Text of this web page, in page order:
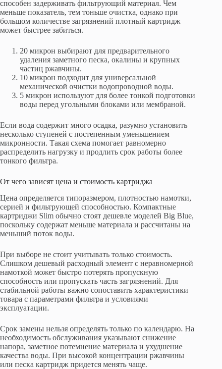
способен задерживать фильтрующий материал. Чем
меньше показатель, тем тоньше очистка, однако при
большом количестве загрязнений плотный картридж
может быстрее забиться.
20 микрон выбирают для предварительного
удаления заметного песка, окалины и крупных
частиц ржавчины.
10 микрон подходит для универсальной
механической очистки водопроводной воды.
5 микрон используют для более тонкой подготовки
воды перед угольными блоками или мембраной.
Если вода содержит много осадка, разумно установить
несколько ступеней с постепенным уменьшением
микронности. Такая схема помогает равномерно
распределить нагрузку и продлить срок работы более
тонкого фильтра.
От чего зависят цена и стоимость картриджа
Цена определяется типоразмером, плотностью намотки,
серией и фильтрующей способностью. Компактные
картриджи Slim обычно стоят дешевле моделей Big Blue,
поскольку содержат меньше материала и рассчитаны на
меньший поток воды.
При выборе не стоит учитывать только стоимость.
Слишком дешевый расходный элемент с неравномерной
намоткой может быстро потерять пропускную
способность или пропускать часть загрязнений. Для
стабильной работы важно сопоставить характеристики
товара с параметрами фильтра и условиями
эксплуатации.
Срок замены нельзя определять только по календарю. На
необходимость обслуживания указывают снижение
напора, заметное потемнение материала и ухудшение
качества воды. При высокой концентрации ржавчины
или песка картридж придется менять чаще.